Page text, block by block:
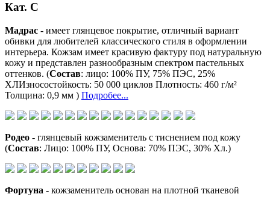
Кат. С
Мадрас - имеет глянцевое покрытие, отличный вариант
обивки для любителей классического стиля в оформлении
интерьера. Кожзам имеет красивую фактуру под натуральную
кожу и представлен разнообразным спектром пастельных
оттенков. (Состав: лицо: 100% ПУ, 75% ПЭС, 25%
ХЛИзносостойкость: 50 000 циклов Плотность: 460 г/м²
Толщина: 0,9 мм ) Подробее...
Родео - глянцевый кожзаменитель с тиснением под кожу
(Состав: Лицо: 100% ПУ, Основа: 70% ПЭС, 30% Хл.)
Фортуна - кожзаменитель основан на плотной тканевой